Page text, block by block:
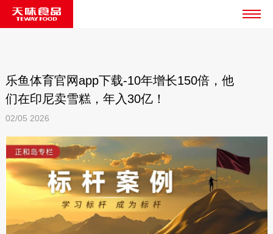
乐鱼体育官网app下载-10年增长150倍，他
们在印尼卖雪糕，年入30亿！
02/05 2026